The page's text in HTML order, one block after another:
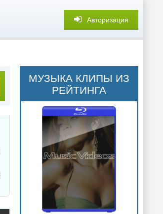
Авторизация
МУЗЫКА КЛИПЫ ИЗ
РЕЙТИНГА